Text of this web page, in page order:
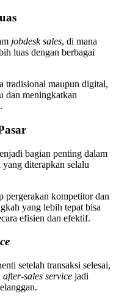
jobdesk sales, di mana
luas dengan berbagai
tradisional maupun digital,
dan meningkatkan
bagian penting dalam
diterapkan selalu
pergerakan kompetitor dan
yang lebih tepat bisa
efisien dan efektif.
setelah transaksi selesai,
after-sales service jadi